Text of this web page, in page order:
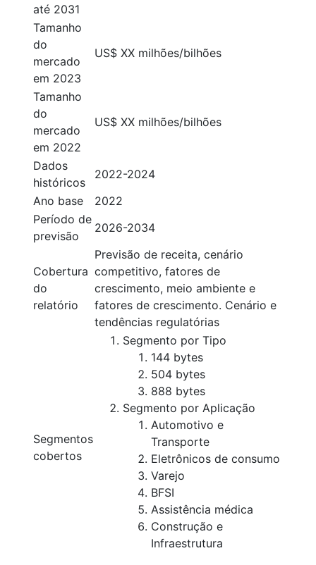
até 2031
Tamanho
do
mercado
em 2023
US$ XX milhões/bilhões
Tamanho
do
mercado
em 2022
US$ XX milhões/bilhões
Dados
históricos
2022-2024
Ano base
2022
Período de
previsão
2026-2034
Cobertura
do
relatório
Previsão de receita, cenário
competitivo, fatores de
crescimento, meio ambiente e
fatores de crescimento. Cenário e
tendências regulatórias
Segmentos
cobertos
Segmento por Tipo
144 bytes
504 bytes
888 bytes
Segmento por Aplicação
Automotivo e
Transporte
Eletrônicos de consumo
Varejo
BFSI
Assistência médica
Construção e
Infraestrutura